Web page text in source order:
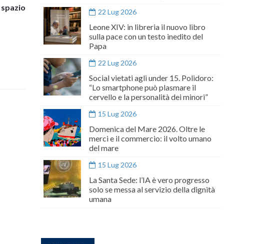
spazio
22 Lug 2026
Leone XIV: in libreria il nuovo libro
sulla pace con un testo inedito del
Papa
22 Lug 2026
Social vietati agli under 15. Polidoro:
“Lo smartphone può plasmare il
cervello e la personalità dei minori”
15 Lug 2026
Domenica del Mare 2026. Oltre le
merci e il commercio: il volto umano
del mare
15 Lug 2026
La Santa Sede: l’IA è vero progresso
solo se messa al servizio della dignità
umana